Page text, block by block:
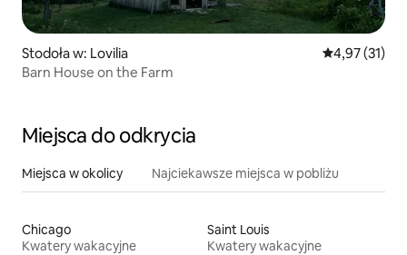
Stodoła w: Lovilia Średnia
4,97 (31)
Barn House on the Farm
Miejsca do odkrycia
Miejsca w okolicy Najciekawsze miejsca w pobliżu
Chicago
Kwatery wakacyjne
Saint Louis
Kwatery wakacyjne